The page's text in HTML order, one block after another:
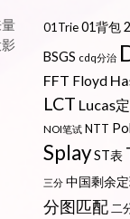
01Trie 01背包
BSGS cdq分治
FFT Floyd
LCT Lucas
NOI笔试 NTT
Splay ST表
三分 中国剩余
分图匹配 二